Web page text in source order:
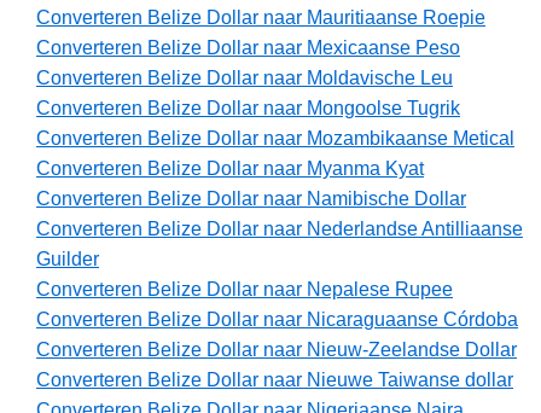
Converteren Belize Dollar naar Mauritiaanse Roepie
Converteren Belize Dollar naar Mexicaanse Peso
Converteren Belize Dollar naar Moldavische Leu
Converteren Belize Dollar naar Mongoolse Tugrik
Converteren Belize Dollar naar Mozambikaanse Metical
Converteren Belize Dollar naar Myanma Kyat
Converteren Belize Dollar naar Namibische Dollar
Converteren Belize Dollar naar Nederlandse Antilliaanse
Guilder
Converteren Belize Dollar naar Nepalese Rupee
Converteren Belize Dollar naar Nicaraguaanse Córdoba
Converteren Belize Dollar naar Nieuw-Zeelandse Dollar
Converteren Belize Dollar naar Nieuwe Taiwanse dollar